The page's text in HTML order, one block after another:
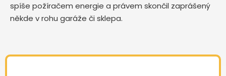
spíše požíračem energie a právem skončil zaprášený
někde v rohu garáže či sklepa.